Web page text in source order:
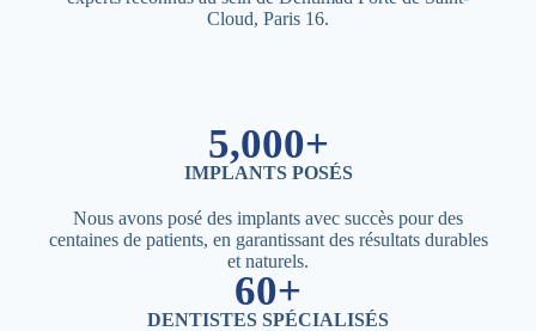
Cloud, Paris 16.
5,000+
IMPLANTS POSÉS
Nous avons posé des implants avec succès pour des
centaines de patients, en garantissant des résultats durables
et naturels.
60+
DENTISTES SPÉCIALISÉS